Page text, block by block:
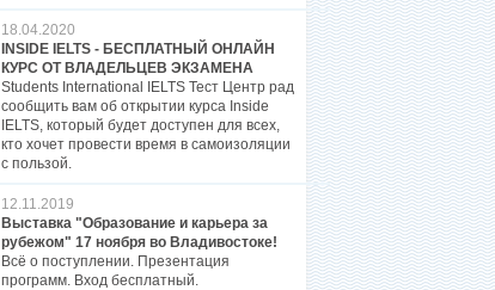
18.04.2020
INSIDE IELTS - БЕСПЛАТНЫЙ ОНЛАЙН
КУРС ОТ ВЛАДЕЛЬЦЕВ ЭКЗАМЕНА
Students International IELTS Тест Центр рад
сообщить вам об открытии курса Inside
IELTS, который будет доступен для всех,
кто хочет провести время в самоизоляции
с пользой.
12.11.2019
Выставка "Образование и карьера за
рубежом" 17 ноября во Владивостоке!
Всё о поступлении. Презентация
программ. Вход бесплатный.